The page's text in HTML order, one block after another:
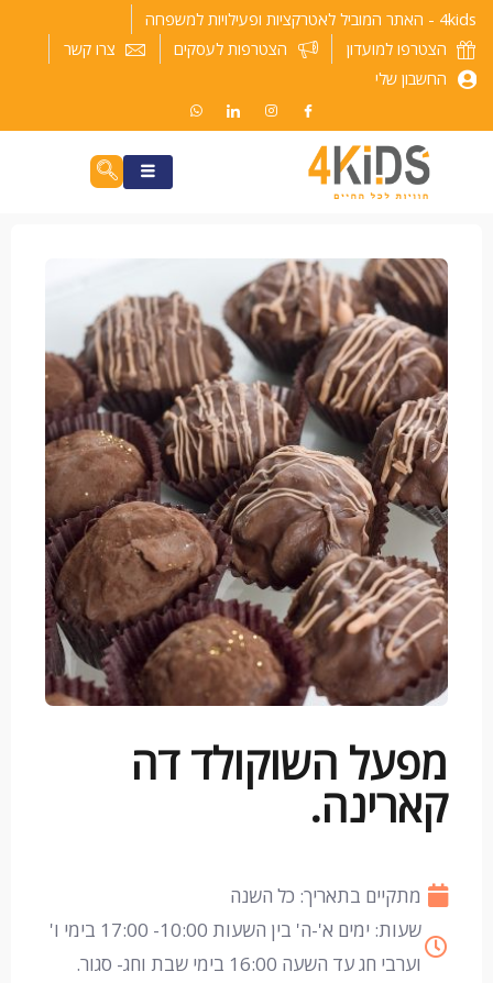
דילוג
לתוכן
4kids - האתר המוביל לאטרקציות ופעילויות למשפחה
הצטרפו למועדון
הצטרפות לעסקים
צרו קשר
החשבון שלי
מפעל השוקולד דה
קארינה.
מתקיים בתאריך: כל השנה
שעות: ימים א'-ה' בין השעות 10:00- 17:00 בימי ו'
וערבי חג עד השעה 16:00 בימי שבת וחג- סגור.